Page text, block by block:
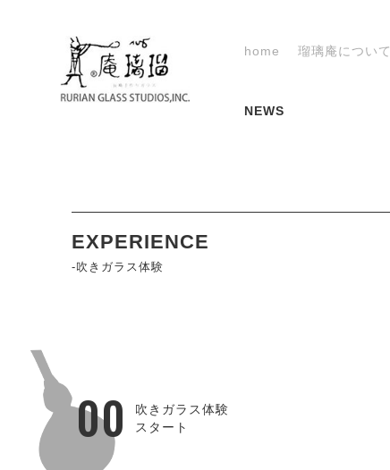
home 瑠璃庵について
NEWS
EXPERIENCE
-吹きガラス体験
00
吹きガラス体験
スタート